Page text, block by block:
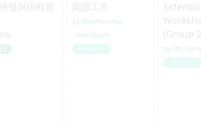
發與排程實
逸
開源工具
Stephen Hsu
Alan Hsueh
Beginner
(Group
Ett Chung
Beginner